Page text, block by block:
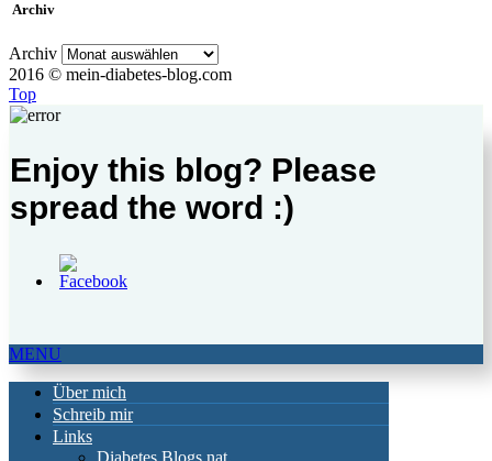
Archiv
Archiv
2016 © mein-diabetes-blog.com
Top
Enjoy this blog? Please
spread the word :)
MENU
Über mich
Schreib mir
Links